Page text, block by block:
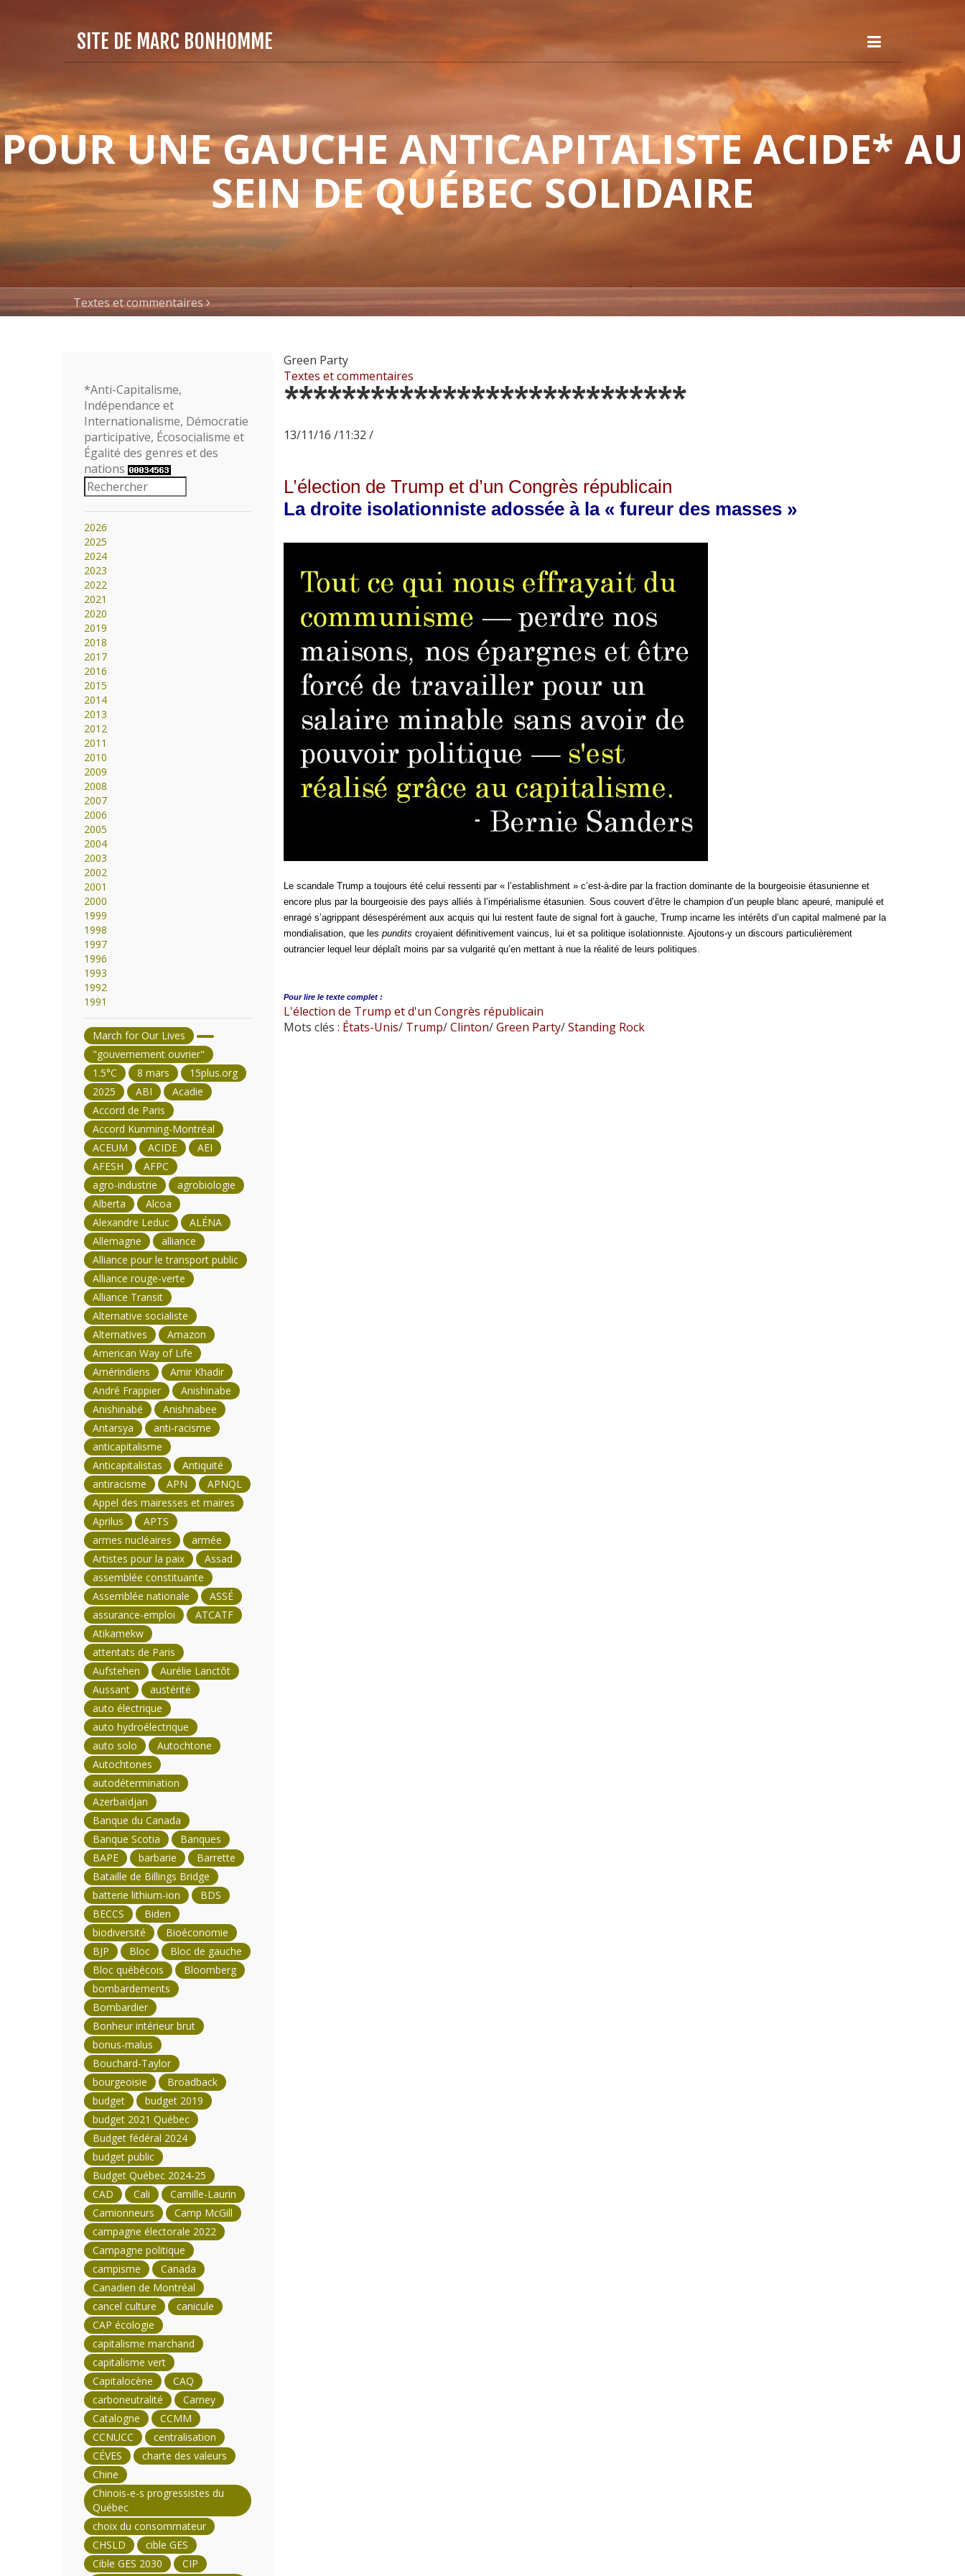
SITE DE MARC BONHOMME
POUR UNE GAUCHE ANTICAPITALISTE ACIDE* AU
SEIN DE QUÉBEC SOLIDAIRE
Textes et commentaires
Green Party
Textes et commentaires
****************************
13/11/16 /11:32 /
L’élection de Trump et d’un Congrès républicain
La droite isolationniste adossée à la « fureur des masses »
Le scandale Trump a toujours été celui ressenti par « l’establishment » c’est-à-dire par la fraction dominante de la bourgeoisie étasunienne et
encore plus par la bourgeoisie des pays alliés à l’impérialisme étasunien. Sous couvert d’être le champion d’un peuple blanc apeuré, manipulé et
enragé s’agrippant désespérément aux acquis qui lui restent faute de signal fort à gauche, Trump incarne les intérêts d’un capital malmené par la
mondialisation, que les pundits croyaient définitivement vaincus, lui et sa politique isolationniste. Ajoutons-y un discours particulièrement
outrancier lequel leur déplaît moins par sa vulgarité qu’en mettant à nue la réalité de leurs politiques.
Pour lire le texte complet :
L'élection de Trump et d'un Congrès républicain
Mots clés : États-Unis/Trump/Clinton/Green Party/Standing Rock
*Anti-Capitalisme,
Indépendance et
Internationalisme, Démocratie
participative, Écosocialisme et
Égalité des genres et des
nations
2026
2025
2024
2023
2022
2021
2020
2019
2018
2017
2016
2015
2014
2013
2012
2011
2010
2009
2008
2007
2006
2005
2004
2003
2002
2001
2000
1999
1998
1997
1996
1993
1992
1991
March for Our Lives
"gouvernement ouvrier"
1.5°C
8 mars
15plus.org
2025
ABI
Acadie
Accord de Paris
Accord Kunming-Montréal
ACEUM
ACIDE
AEI
AFESH
AFPC
agro-industrie
agrobiologie
Alberta
Alcoa
Alexandre Leduc
ALÉNA
Allemagne
alliance
Alliance pour le transport public
Alliance rouge-verte
Alliance Transit
Alternative socialiste
Alternatives
Amazon
American Way of Life
Amérindiens
Amir Khadir
André Frappier
Anishinabe
Anishinabé
Anishnabee
Antarsya
anti-racisme
anticapitalisme
Anticapitalistas
Antiquité
antiracisme
APN
APNQL
Appel des mairesses et maires
Aprilus
APTS
armes nucléaires
armée
Artistes pour la paix
Assad
assemblée constituante
Assemblée nationale
ASSÉ
assurance-emploi
ATCATF
Atikamekw
attentats de Paris
Aufstehen
Aurélie Lanctôt
Aussant
austérité
auto électrique
auto hydroélectrique
auto solo
Autochtone
Autochtones
autodétermination
Azerbaïdjan
Banque du Canada
Banque Scotia
Banques
BAPE
barbarie
Barrette
Bataille de Billings Bridge
batterie lithium-ion
BDS
BECCS
Biden
biodiversité
Bioéconomie
BJP
Bloc
Bloc de gauche
Bloc québécois
Bloomberg
bombardements
Bombardier
Bonheur intérieur brut
bonus-malus
Bouchard-Taylor
bourgeoisie
Broadback
budget
budget 2019
budget 2021 Québec
Budget fédéral 2024
budget public
Budget Québec 2024-25
CAD
Cali
Camille-Laurin
Camionneurs
Camp McGill
campagne électorale 2022
Campagne politique
campisme
Canada
Canadien de Montréal
cancel culture
canicule
CAP écologie
capitalisme marchand
capitalisme vert
Capitalocène
CAQ
carboneutralité
Carney
Catalogne
CCMM
CCNUCC
centralisation
CÉVES
charte des valeurs
Chine
Chinois-e-s progressistes du
Québec
choix du consommateur
CHSLD
cible GES
Cible GES 2030
CIP